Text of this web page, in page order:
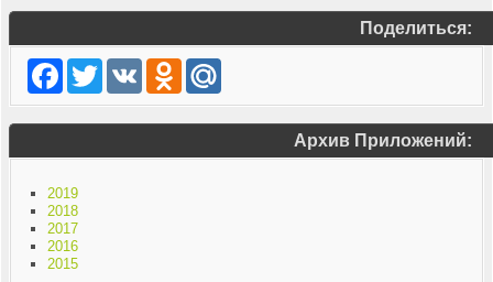
Поделиться:
Facebook
TwitterVK Odnoklassniki
Mail.Ru
Архив Приложений:
2019
2018
2017
2016
2015